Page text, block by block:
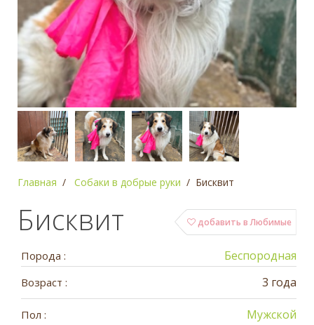
Главная Собаки в добрые руки Бисквит
добавить в Любимые
Бисквит
Порода : Беспородная
Возраст : 3 года
Пол : Мужской